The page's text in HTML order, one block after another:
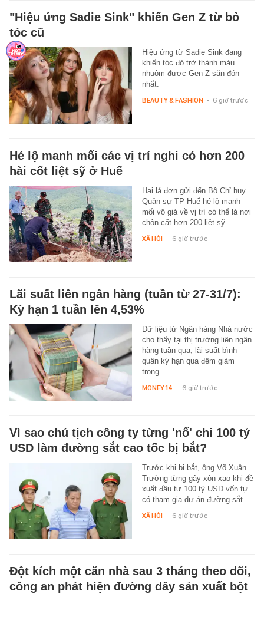
"Hiệu ứng Sadie Sink" khiến Gen Z từ bỏ
tóc cũ
Hiệu ứng từ Sadie Sink đang
khiến tóc đỏ trở thành màu
nhuộm được Gen Z săn đón
nhất.
BEAUTY & FASHION - 6 giờ trước
Hé lộ manh mối các vị trí nghi có hơn 200
hài cốt liệt sỹ ở Huế
Hai lá đơn gửi đến Bộ Chỉ huy
Quân sự TP Huế hé lộ manh
mối vô giá về vị trí có thể là nơi
chôn cất hơn 200 liệt sỹ.
XÃ HỘI - 6 giờ trước
Lãi suất liên ngân hàng (tuần từ 27-31/7):
Kỳ hạn 1 tuần lên 4,53%
Dữ liệu từ Ngân hàng Nhà nước
cho thấy tại thị trường liên ngân
hàng tuần qua, lãi suất bình
quân kỳ hạn qua đêm giảm
trong…
MONEY.14 - 6 giờ trước
Vì sao chủ tịch công ty từng 'nổ' chi 100 tỷ
USD làm đường sắt cao tốc bị bắt?
Trước khi bị bắt, ông Võ Xuân
Trường từng gây xôn xao khi đề
xuất đầu tư 100 tỷ USD vốn tự
có tham gia dự án đường sắt…
XÃ HỘI - 6 giờ trước
Đột kích một căn nhà sau 3 tháng theo dõi,
công an phát hiện đường dây sản xuất bột